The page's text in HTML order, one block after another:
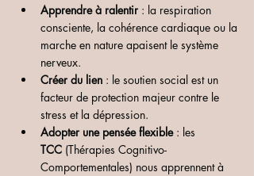
Apprendre à ralentir : la respiration
consciente, la cohérence cardiaque ou la
marche en nature apaisent le système
nerveux.
Créer du lien : le soutien social est un
facteur de protection majeur contre le
stress et la dépression.
Adopter une pensée flexible : les
TCC (Thérapies Cognitivo-
Comportementales) nous apprennent à